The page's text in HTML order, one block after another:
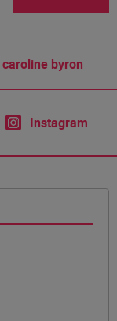
caroline byron
Instagram